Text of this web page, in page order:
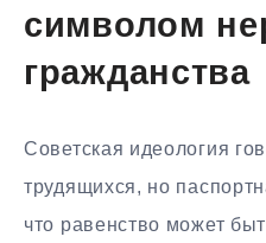
символом
гражданства
Советская идеология
трудящихся, но
что равенство может